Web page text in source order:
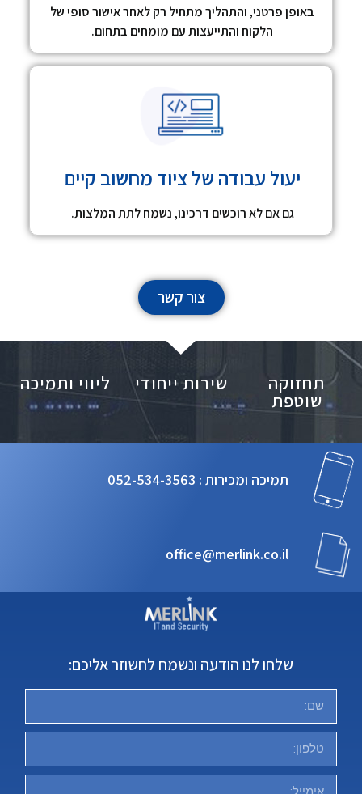
באופן פרטני, והתהליך מתחיל רק לאחר אישור סופי של
הלקוח והתייעצות עם מומחים בתחום.
יעול עבודה של ציוד מחשוב קיים
גם אם לא רוכשים דרכינו, נשמח לתת המלצות.
צור קשר
תחזוקה
שוטפת
שירות ייחודי ליווי ותמיכה
תמיכה ומכירות : 052-534-3563⁩
office@merlink.co.il
שלחו לנו הודעה ונשמח לחשוזר אליכם: